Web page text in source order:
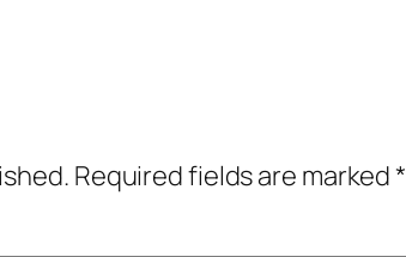
Required fields are marked*